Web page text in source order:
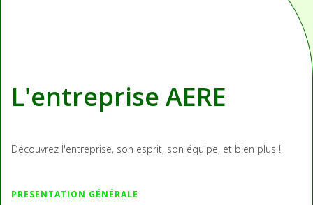
L'entreprise AERE
Découvrez l'entreprise, son esprit, son équipe, et bien plus !
PRESENTATION GÉNÉRALE